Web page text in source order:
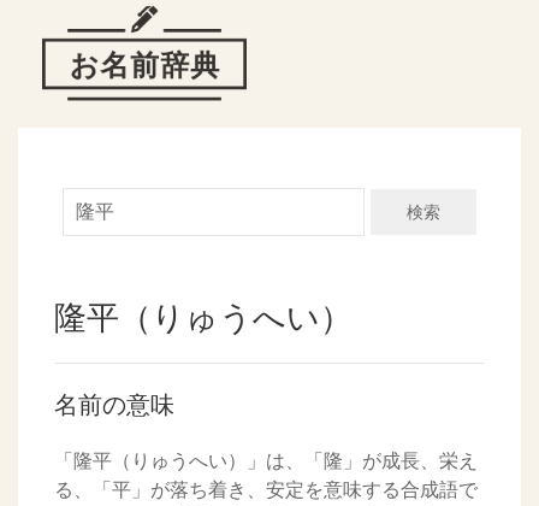
検索
隆平（りゅうへい）
名前の意味
「隆平（りゅうへい）」は、「隆」が成長、栄え
る、「平」が落ち着き、安定を意味する合成語で